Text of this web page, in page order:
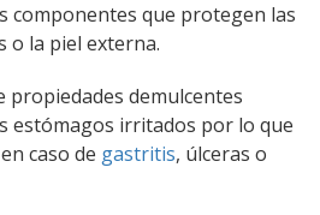
componentes que protegen las
o la piel externa.
propiedades demulcentes
estómagos irritados por lo que
caso de gastritis, úlceras o